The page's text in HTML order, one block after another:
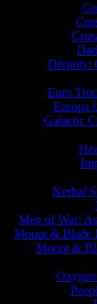
Divinity:
Euro
Europa
Galactic
Kerbal
Men of War:
Mount & Blade
Mount &